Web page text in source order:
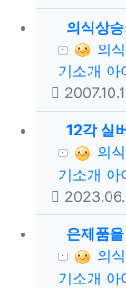
의식상승커무니
등록자의
기소개 아
등록일
12각 실버
등록자의
기소개 아
등록일
은제품
등록자의
기소개 아